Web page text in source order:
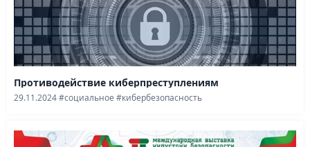
Противодействие киберпреступлениям
29.11.2024#социальное #кибербезопасность